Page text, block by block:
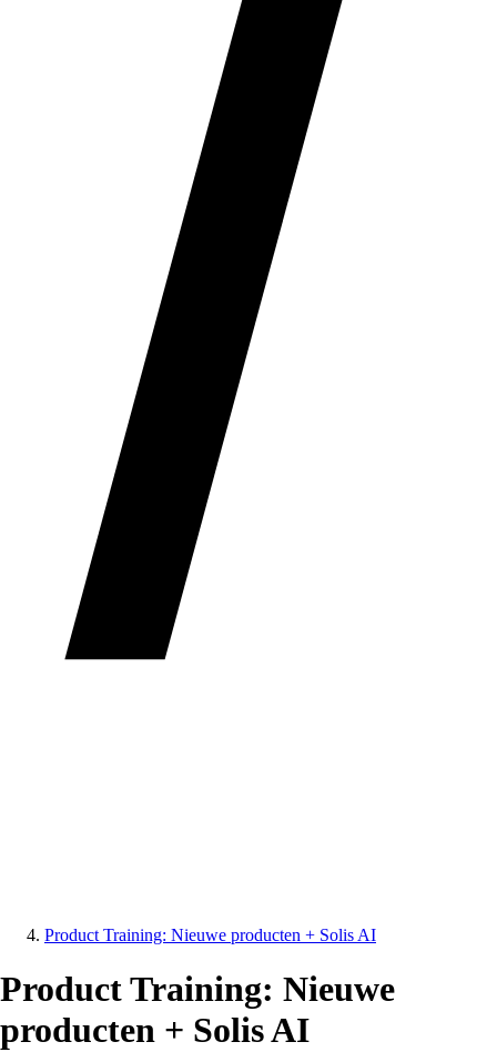
Product Training: Nieuwe producten + Solis AI
Product Training: Nieuwe
producten + Solis AI